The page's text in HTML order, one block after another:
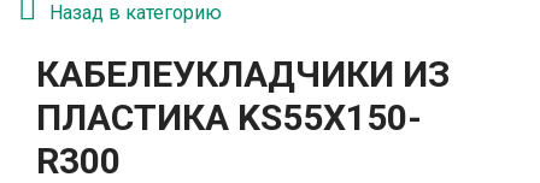
Назад в категорию
КАБЕЛЕУКЛАДЧИКИ ИЗ
ПЛАСТИКА KS55Х150-
R300